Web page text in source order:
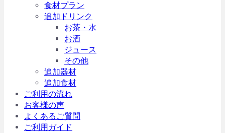
食材プラン
追加ドリンク
お茶・水
お酒
ジュース
その他
追加器材
追加食材
ご利用の流れ
お客様の声
よくあるご質問
ご利用ガイド